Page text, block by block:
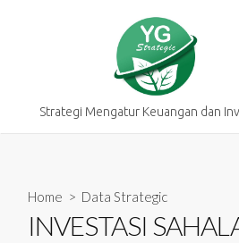
Strategi Mengatur Keuangan dan
Home > Data Strategic
INVESTASI